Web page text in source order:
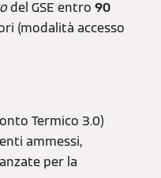
del GSE entro 90
(modalità accesso
Termico 3.0)
ammessi,
per la